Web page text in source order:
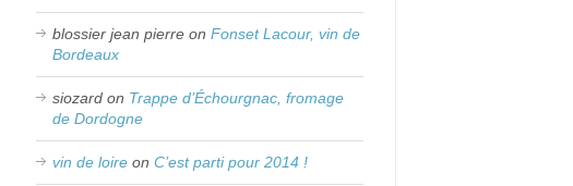
blossier jean pierre onFonset Lacour, vin de
Bordeaux
siozard on Trappe d’Échourgnac, fromage
de Dordogne
vin de loire onC’est parti pour 2014 !